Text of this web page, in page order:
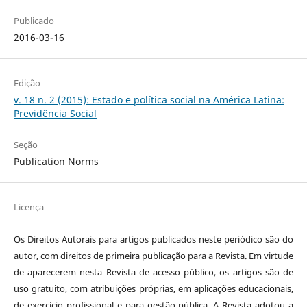
Publicado
2016-03-16
Edição
v. 18 n. 2 (2015): Estado e política social na América Latina:
Previdência Social
Seção
Publication Norms
Licença
Os Direitos Autorais para artigos publicados neste periódico são do
autor, com direitos de primeira publicação para a Revista. Em virtude
de aparecerem nesta Revista de acesso público, os artigos são de
uso gratuito, com atribuições próprias, em aplicações educacionais,